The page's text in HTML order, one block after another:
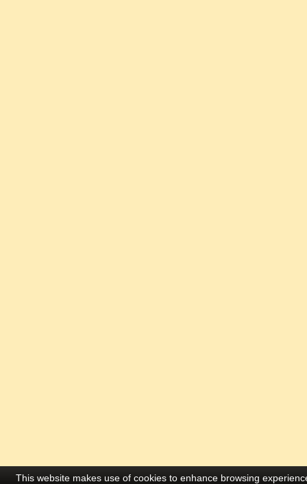
This website makes use of cookies to enhance browsing